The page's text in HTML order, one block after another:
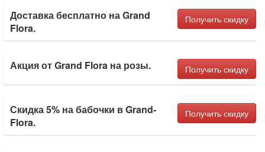
Доставка бесплатно на Grand
Flora.
Получить скидку
Акция от Grand Flora на розы. Получить скидку
Скидка 5% на бабочки в Grand-
Flora.
Получить скидку